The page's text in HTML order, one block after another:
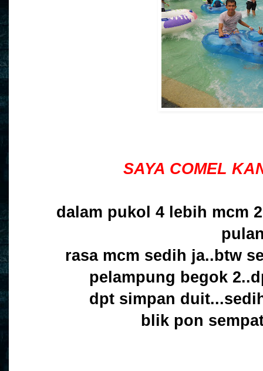
SAYA COMEL
dalam pukol 4 lebih mcm
rasa mcm sedih ja..btw
pelampung begok
dpt simpan
blik pon